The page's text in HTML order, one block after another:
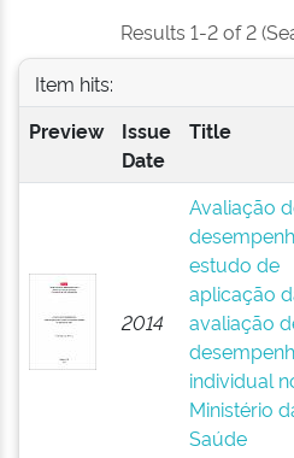
Results 1-2 of 2
Item hits:
Preview
Issue
Date
Title
2014
Avaliação
estudo de
aplicação
avaliação
individual
Ministério
Saúde